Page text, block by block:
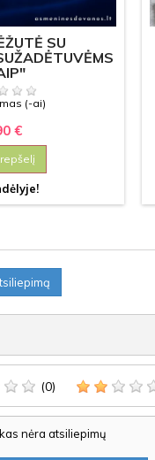
SU
(-ai)
€
(0)
nėra atsiliepimų